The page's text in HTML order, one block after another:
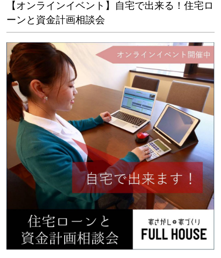
【オンラインイベント】自宅で出来る！住宅ロ
ーンと資金計画相談会